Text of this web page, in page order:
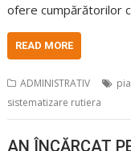
ofere cumpărătorilor
READ MORE
ADMINISTRATIV
sistematizare rutiera
AN ÎNCĂRCAT